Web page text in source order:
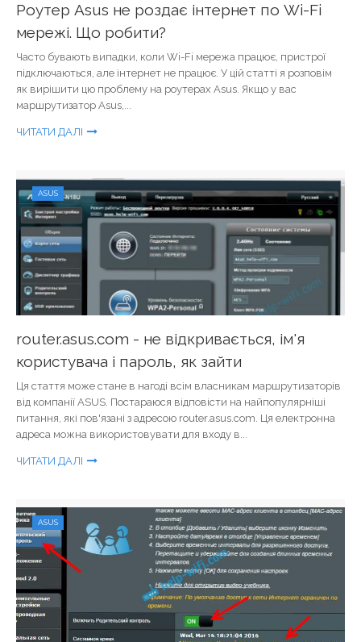
Роутер Asus не роздає інтернет по Wi-Fi
мережі. Що робити?
Часто бувають випадки, коли Wi-Fi мережа працює, пристрої
підключаються, але інтернет не працює. У цій статті я розповім
як вирішити цю проблему на роутерах Asus. Якщо у вас
маршрутизатор Asus,...
ЧИТАТИ ДАЛІ
ASUS
router.asus.com - не відкривається, ім'я
користувача і пароль, як зайти
Ця стаття може стане в нагоді всім власникам маршрутизаторів
від компанії ASUS. Постараюся відповісти на найпопулярніші
питання, які пов'язані з адресою router.asus.com. Ця електронна
адреса можна використовувати для входу в...
ЧИТАТИ ДАЛІ
ASUS